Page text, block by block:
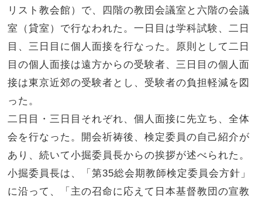
リスト教会館）で、四階の教団会議室と六階の会議
室（貸室）で行なわれた。一日目は学科試験、二日
目、三日目に個人面接を行なった。原則として二日
目の個人面接は遠方からの受験者、三日目の個人面
接は東京近郊の受験者とし、受験者の負担軽減を図
った。
二日目・三日目それぞれ、個人面接に先立ち、全体
会を行なった。開会祈祷後、検定委員の自己紹介が
あり、続いて小掘委員長からの挨拶が述べられた。
小掘委員長は、「第35総会期教師検定委員会方針」
に沿って、「主の召命に応えて日本基督教団の宣教